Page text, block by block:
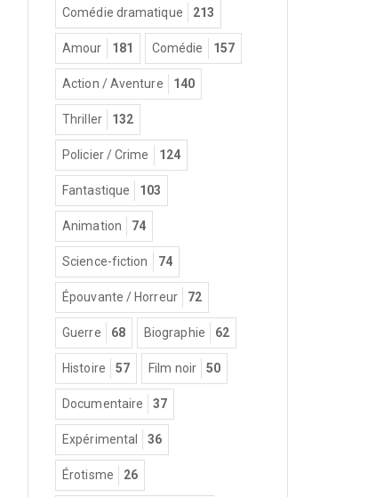
Comédie dramatique 213
Amour 181 Comédie 157
Action / Aventure 140
Thriller 132
Policier / Crime 124
Fantastique 103
Animation 74
Science-fiction 74
Épouvante / Horreur 72
Guerre 68 Biographie 62
Histoire 57 Film noir 50
Documentaire 37
Expérimental 36
Érotisme 26